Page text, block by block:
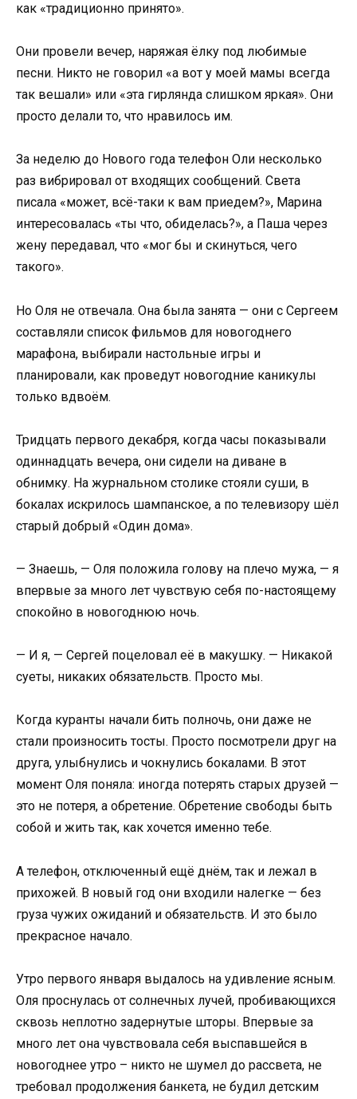
как «традиционно принято».
Они провели вечер, наряжая ёлку под любимые
песни. Никто не говорил «а вот у моей мамы всегда
так вешали» или «эта гирлянда слишком яркая». Они
просто делали то, что нравилось им.
За неделю до Нового года телефон Оли несколько
раз вибрировал от входящих сообщений. Света
писала «может, всё-таки к вам приедем?», Марина
интересовалась «ты что, обиделась?», а Паша через
жену передавал, что «мог бы и скинуться, чего
такого».
Но Оля не отвечала. Она была занята — они с Сергеем
составляли список фильмов для новогоднего
марафона, выбирали настольные игры и
планировали, как проведут новогодние каникулы
только вдвоём.
Тридцать первого декабря, когда часы показывали
одиннадцать вечера, они сидели на диване в
обнимку. На журнальном столике стояли суши, в
бокалах искрилось шампанское, а по телевизору шёл
старый добрый «Один дома».
— Знаешь, — Оля положила голову на плечо мужа, — я
впервые за много лет чувствую себя по-настоящему
спокойно в новогоднюю ночь.
— И я, — Сергей поцеловал её в макушку. — Никакой
суеты, никаких обязательств. Просто мы.
Когда куранты начали бить полночь, они даже не
стали произносить тосты. Просто посмотрели друг на
друга, улыбнулись и чокнулись бокалами. В этот
момент Оля поняла: иногда потерять старых друзей —
это не потеря, а обретение. Обретение свободы быть
собой и жить так, как хочется именно тебе.
А телефон, отключенный ещё днём, так и лежал в
прихожей. В новый год они входили налегке — без
груза чужих ожиданий и обязательств. И это было
прекрасное начало.
Утро первого января выдалось на удивление ясным.
Оля проснулась от солнечных лучей, пробивающихся
сквозь неплотно задернутые шторы. Впервые за
много лет она чувствовала себя выспавшейся в
новогоднее утро – никто не шумел до рассвета, не
требовал продолжения банкета, не будил детским